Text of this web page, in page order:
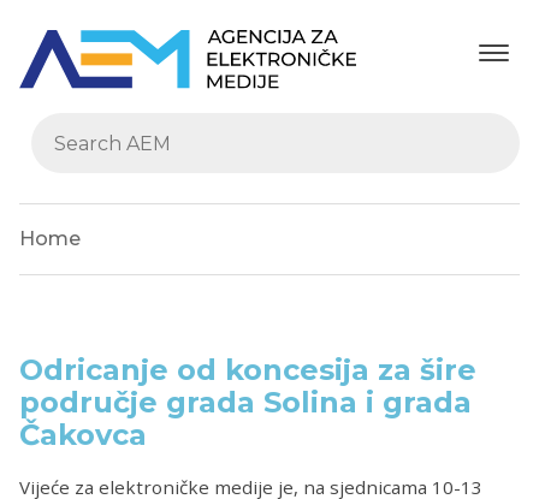
Home
Odricanje od koncesija za šire
područje grada Solina i grada
Čakovca
Vijeće za elektroničke medije je, na sjednicama 10-13